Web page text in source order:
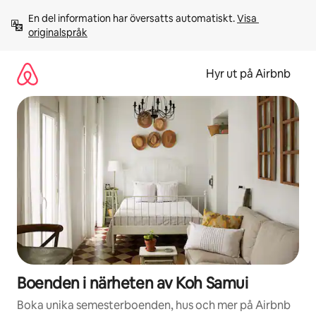
innehåll
En del information har översatts automatiskt. Visa
originalspråk
Hyr ut på Airbnb
Boenden i närheten av Koh Samui
Boka unika semesterboenden, hus och mer på Airbnb